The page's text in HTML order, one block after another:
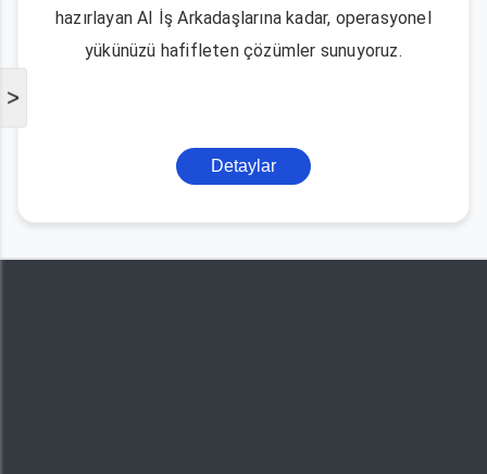
>
hazırlayan AI İş Arkadaşlarına kadar, operasyonel
yükünüzü hafifleten çözümler sunuyoruz.
Detaylar